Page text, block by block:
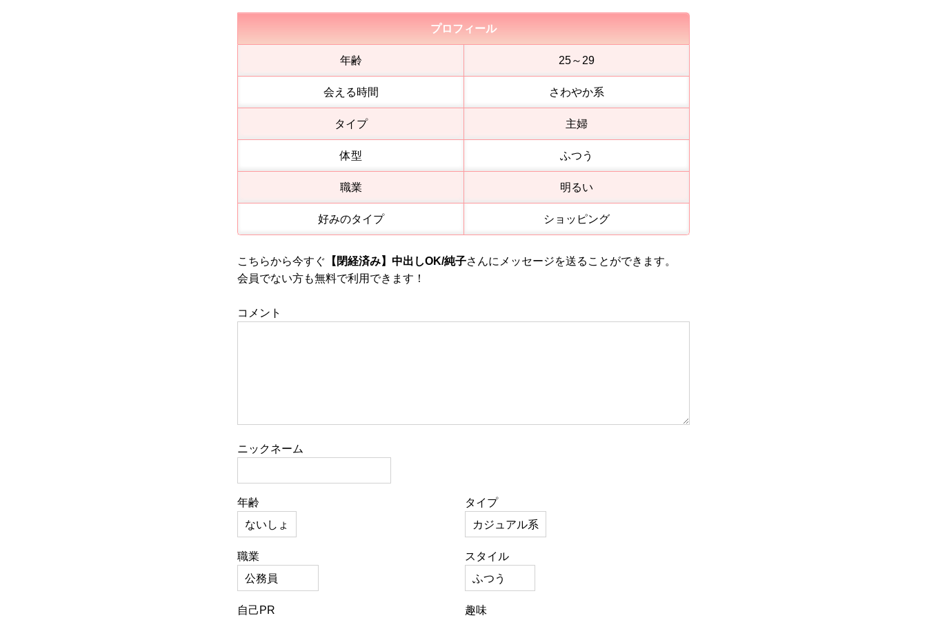
プロフィール
年齢 25～29
会える時間 さわやか系
タイプ 主婦
体型 ふつう
職業 明るい
好みのタイプ ショッピング
こちらから今すぐ 【閉経済み】中出しOK/純子さんにメッセージを送ることができます。
会員でない方も無料で利用できます！
コメント
ニックネーム
年齢 タイプ
職業 スタイル
自己PR 趣味